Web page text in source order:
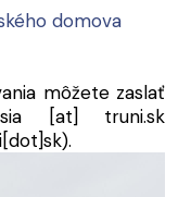
domova
môžete zaslať
[at] truni.sk
.